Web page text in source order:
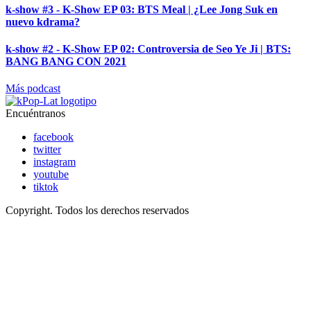
k-show #3 - K-Show EP 03: BTS Meal | ¿Lee Jong Suk en
nuevo kdrama?
k-show #2 - K-Show EP 02: Controversia de Seo Ye Ji | BTS:
BANG BANG CON 2021
Más podcast
Encuéntranos
facebook
twitter
instagram
youtube
tiktok
Copyright. Todos los derechos reservados